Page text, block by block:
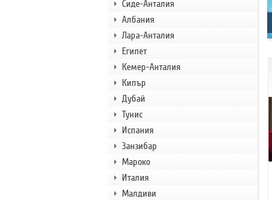
Сиде-Анталия
Албания
Лара-Анталия
Египет
Кемер-Анталия
Кипър
Дубай
Тунис
Испания
Занзибар
Мароко
Италия
Малдиви